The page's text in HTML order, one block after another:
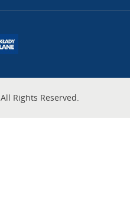
All Rights Reserved.